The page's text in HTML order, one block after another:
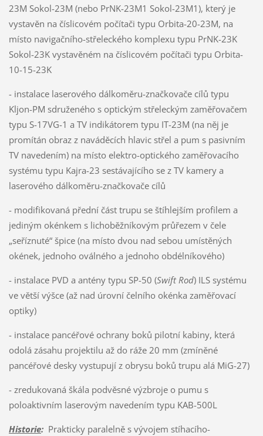
23M Sokol-23M (nebo PrNK-23M1 Sokol-23M1), který je
vystavěn na číslicovém počítači typu Orbita-20-23M, na
místo navigačního-střeleckého komplexu typu PrNK-23K
Sokol-23K vystavěném na číslicovém počítači typu Orbita-
10-15-23K
- instalace laserového dálkoměru-značkovače cílů typu
Kljon-PM sdruženého s optickým střeleckým zaměřovačem
typu S-17VG-1 a TV indikátorem typu IT-23M (na něj je
promítán obraz z naváděcích hlavic střel a pum s pasivním
TV navedením) na místo elektro-optického zaměřovacího
systému typu Kajra-23 sestávajícího se z TV kamery a
laserového dálkoměru-značkovače cílů
- modifikovaná přední část trupu se štíhlejším profilem a
jediným okénkem s lichoběžníkovým průřezem v čele
„seříznuté“ špice (na místo dvou nad sebou umístěných
okének, jednoho oválného a jednoho obdélníkového)
- instalace PVD a antény typu SP-50 (Swift Rod) ILS systému
ve větší výšce (až nad úrovní čelního okénka zaměřovací
optiky)
- instalace pancéřové ochrany boků pilotní kabiny, která
odolá zásahu projektilu až do ráže 20 mm (zmíněné
pancéřové desky vystupují z obrysu boků trupu alá MiG-27)
- zredukovaná škála podvěsné výzbroje o pumu s
poloaktivním laserovým navedením typu KAB-500L
Historie:Prakticky paralelně s vývojem stíhacího-